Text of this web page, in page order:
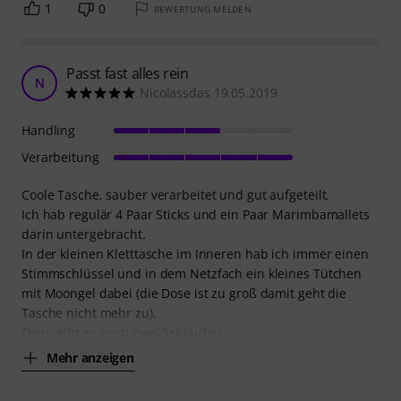
1 0 BEWERTUNG MELDEN
N Passt fast alles rein
Nicolassdas 19.05.2019
Coole Tasche, sauber verarbeitet und gut aufgeteilt.
Ich hab regulär 4 Paar Sticks und ein Paar Marimbamallets
darin untergebracht.
In der kleinen Kletttasche im Inneren hab ich immer einen
Stimmschlüssel und in dem Netzfach ein kleines Tütchen
mit Moongel dabei (die Dose ist zu groß damit geht die
Tasche nicht mehr zu).
Mehr anzeigen
Handling
Verarbeitung